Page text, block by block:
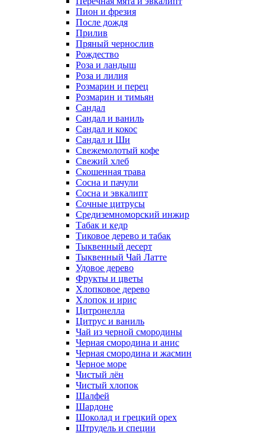
Пион и фрезия
После дождя
Прилив
Пряный чернослив
Рождество
Роза и ландыш
Роза и лилия
Розмарин и перец
Розмарин и тимьян
Сандал
Сандал и ваниль
Сандал и кокос
Сандал и Ши
Свежемолотый кофе
Свежий хлеб
Скошенная трава
Сосна и пачули
Сосна и эвкалипт
Сочные цитрусы
Средиземноморский инжир
Табак и кедр
Тиковое дерево и табак
Тыквенный десерт
Тыквенный Чай Латте
Удовое дерево
Фрукты и цветы
Хлопковое дерево
Хлопок и ирис
Цитронелла
Цитрус и ваниль
Чай из черной смородины
Черная смородина и анис
Черная смородина и жасмин
Черное море
Чистый лён
Чистый хлопок
Шалфей
Шардоне
Шоколад и грецкий орех
Штрудель и специи